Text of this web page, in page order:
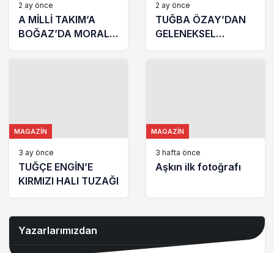
2 ay önce
A MİLLİ TAKIM’A
BOĞAZ’DA MORAL
2 ay önce
TUĞBA ÖZAY’DAN
GELENEKSEL
MAGAZIN
3 ay önce
TUĞÇE ENGİN’E
KIRMIZI HALI TUZAĞI
MAGAZIN
3 hafta önce
Aşkın ilk fotoğrafı
Yazarlarımızdan